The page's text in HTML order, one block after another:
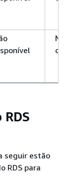
seguir estão
RDS para